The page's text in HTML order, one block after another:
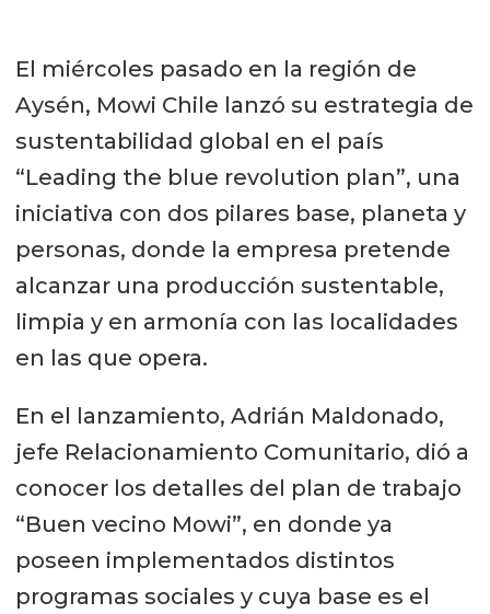
El miércoles pasado en la región de
Aysén, Mowi Chile lanzó su estrategia de
sustentabilidad global en el país
“Leading the blue revolution plan”, una
iniciativa con dos pilares base, planeta y
personas, donde la empresa pretende
alcanzar una producción sustentable,
limpia y en armonía con las localidades
en las que opera.
En el lanzamiento, Adrián Maldonado,
jefe Relacionamiento Comunitario, dió a
conocer los detalles del plan de trabajo
“Buen vecino Mowi”, en donde ya
poseen implementados distintos
programas sociales y cuya base es el